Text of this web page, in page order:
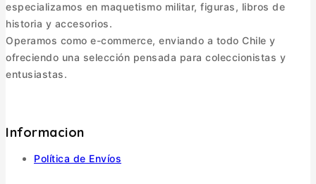
especializamos en maquetismo militar, figuras, libros de
historia y accesorios.
Operamos como e-commerce, enviando a todo Chile y
ofreciendo una selección pensada para coleccionistas y
entusiastas.
Informacion
Política de Envíos